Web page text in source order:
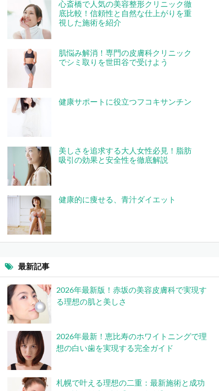
心斎橋で人気の美容整形クリニック徹
底比較！信頼性と自然な仕上がりを重
視した施術を紹介
肌悩み解消！専門の皮膚科クリニック
でシミ取りを世田谷で受けよう
健康サポートに役立つフコキサンチン
美しさを追求する大人女性必見！脂肪
吸引の効果と安全性を徹底解説
健康的に痩せる、青汁ダイエット
最新記事
2026年最新版！赤坂の美容皮膚科で実現す
る理想の肌と美しさ
2026年最新！恵比寿のホワイトニングで理
想の白い歯を実現する完全ガイド
札幌で叶える理想の二重：最新施術と成功